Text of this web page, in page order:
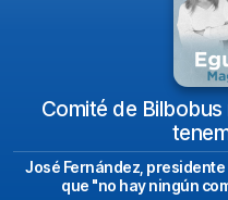
Comité de
José Fernández,
que "no hay ningún